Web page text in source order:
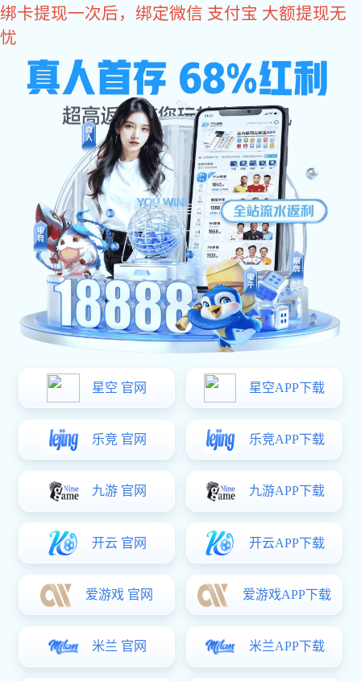
旺财28
关于旺财28
旺财28-科技赋能场景,让娱乐更有趣。 是众多国际品牌阀门、
仪表及相关流机械设备产品在中国的授权代理公司。主要品牌包括,
GF管路系统的PVDF现货，Agru管路系统的PVDF现货，PVDF特殊
尺寸定制，德国盖米阀门，东丽、海德能反渗透膜，桑德斯的换热
器，Plast-O-Matic塑料阀门，台湾协羽，台湾环琪等国际品牌产
品。业务范围涉及半导体、石油、化工、电力、汽车、航空航天、
公司商业办公位于上海市普陀区中心区域，还拥有800平方米的
生产和维修车间，具备制造和系统集成能力。
了解更多
推荐产品